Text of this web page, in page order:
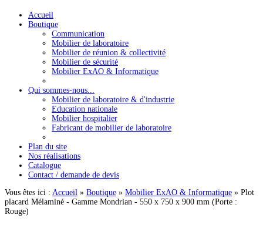
Accueil
Boutique
Communication
Mobilier de laboratoire
Mobilier de réunion & collectivité
Mobilier de sécurité
Mobilier ExAO & Informatique
Qui sommes-nous...
Mobilier de laboratoire & d'industrie
Education nationale
Mobilier hospitalier
Fabricant de mobilier de laboratoire
Plan du site
Nos réalisations
Catalogue
Contact / demande de devis
Vous êtes ici : Accueil » Boutique » Mobilier ExAO & Informatique » Plot
placard Mélaminé - Gamme Mondrian - 550 x 750 x 900 mm (Porte :
Rouge)